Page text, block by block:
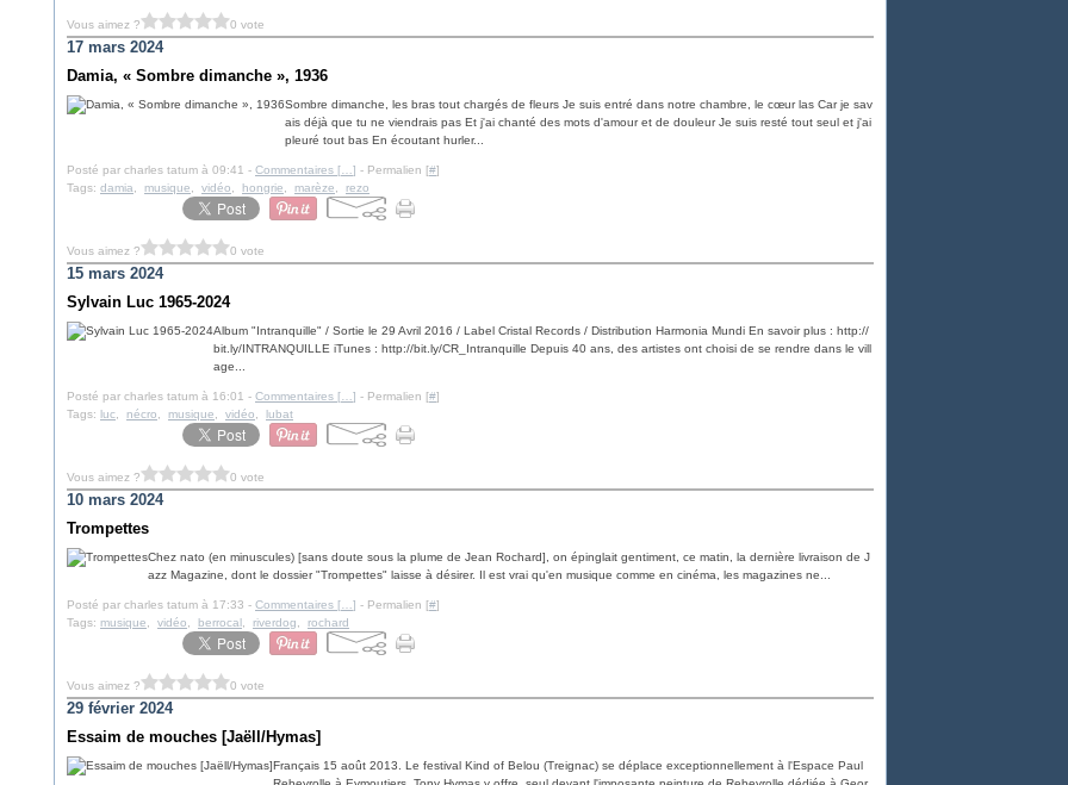
Vous aimez ? 0 vote
17 mars 2024
Damia, « Sombre dimanche », 1936
Sombre dimanche, les bras tout chargés de fleurs Je suis entré dans notre chambre, le cœur las Car je sav
ais déjà que tu ne viendrais pas Et j'ai chanté des mots d'amour et de douleur Je suis resté tout seul et j'ai
pleuré tout bas En écoutant hurler...
Posté par charles tatum à 09:41 - Commentaires [ ] - Permalien [#]
Tags: damia musique vidéo hongrie marèze rezo
Vous aimez ? 0 vote
15 mars 2024
Sylvain Luc 1965-2024
Album "Intranquille" / Sortie le 29 Avril 2016 / Label Cristal Records / Distribution Harmonia Mundi En savoir plus : http://
bit.ly/INTRANQUILLE iTunes : http://bit.ly/CR_Intranquille Depuis 40 ans, des artistes ont choisi de se rendre dans le vill
age...
Posté par charles tatum à 16:01 - Commentaires [ ] - Permalien [#]
Tags: luc nécro musique vidéo lubat
Vous aimez ? 0 vote
10 mars 2024
Trompettes
Chez nato (en minuscules) [sans doute sous la plume de Jean Rochard], on épinglait gentiment, ce matin, la dernière livraison de J
azz Magazine, dont le dossier "Trompettes" laisse à désirer. Il est vrai qu'en musique comme en cinéma, les magazines ne...
Posté par charles tatum à 17:33 - Commentaires [ ] - Permalien [#]
Tags: musique vidéo berrocal riverdog rochard
Vous aimez ? 0 vote
29 février 2024
Essaim de mouches [Jaëll/Hymas]
Français 15 août 2013. Le festival Kind of Belou (Treignac) se déplace exceptionnellement à l'Espace Paul